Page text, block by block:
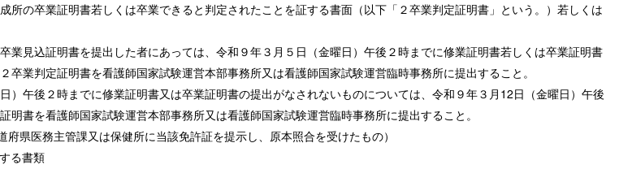
所の卒業証明書若しくは卒業できると判定されたことを証する書面（以下「２卒業判定証明書」という。）若しくは
業見込証明書を提出した者にあっては、令和９年３月５日（金曜日）午後２時までに修業証明書若しくは卒業証明書
卒業判定証明書を看護師国家試験運営本部事務所又は看護師国家試験運営臨時事務所に提出すること。
）午後２時までに修業証明書又は卒業証明書の提出がなされないものについては、令和９年３月12日（金曜日）午後
明書を看護師国家試験運営本部事務所又は看護師国家試験運営臨時事務所に提出すること。
県医務主管課又は保健所に当該免許証を提示し、原本照合を受けたもの）
る書類